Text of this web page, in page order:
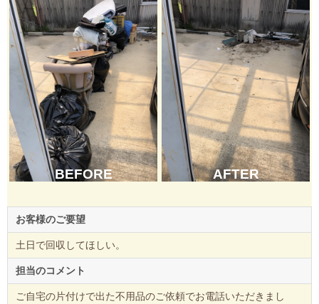
BEFORE AFTER
お客様のご要望
土日で回収してほしい。
担当のコメント
ご自宅の片付けで出た不用品のご依頼でお電話いただきまし